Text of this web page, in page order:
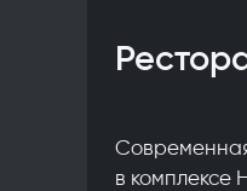
в комплексе